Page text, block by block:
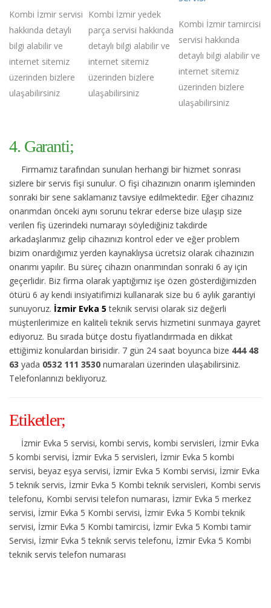
Kombi İzmir servisi
hakkında detaylı
bilgi alabilir ve
internet sitemiz
üzerinden bizlere
ulaşabilirsiniz
Kombi İzmir yedek
parça servisi hakkında
detaylı bilgi alabilir ve
internet sitemiz
üzerinden bizlere
ulaşabilirsiniz
Kombi İzmir tamircisi
servisi hakkında
detaylı bilgi alabilir ve
internet sitemiz
üzerinden bizlere
ulaşabilirsiniz
4. Garanti;
Firmamız tarafından sunulan herhangi bir hizmet sonrası
sizlere bir servis fişi sunulur. O fişi cihazınızın onarım işleminden
sonraki bir sene saklamanız tavsiye edilmektedir. Eğer cihazınız
onarımdan önceki aynı sorunu tekrar ederse bize ulaşıp size
verilen fiş üzerindeki numarayı söylediğiniz takdirde
arkadaşlarımız gelip cihazınızı kontrol eder ve eğer problem
bizim onardığımız yerden kaynaklıysa ücretsiz olarak cihazınızın
onarımı yapılır. Bu süreç cihazın onarımından sonraki 6 ay için
geçerlidir. Biz firma olarak yaptığımız işe özen gösterdiğimizden
ötürü 6 ay kendi insiyatifimizi kullanarak size bu 6 aylık garantiyi
sunuyoruz. İzmir Evka 5 teknik servisi olarak siz değerli
müşterilerimize en kaliteli teknik servis hizmetini sunmaya gayret
ediyoruz. Bu sırada bütçe dostu fiyatlandırmada en dikkat
ettiğimiz konulardan birisidir. 7 gün 24 saat boyunca bize 444 48
63 yada 0532 111 3530 numaraları üzerinden ulaşabilirsiniz.
Telefonlarınızı bekliyoruz.
Etiketler;
İzmir Evka 5 servisi, kombi servis, kombi servisleri, İzmir Evka
5 kombi servisi, İzmir Evka 5 servisleri, İzmir Evka 5 kombi
servisi, beyaz eşya servisi, İzmir Evka 5 Kombi servisi, İzmir Evka
5 teknik servis, İzmir Evka 5 Kombi teknik servisleri, Kombi servis
telefonu, Kombi servisi telefon numarası, İzmir Evka 5 merkez
servisi, İzmir Evka 5 Kombi servisi, İzmir Evka 5 Kombi teknik
servisi, İzmir Evka 5 Kombi tamircisi, İzmir Evka 5 Kombi tamir
Servisi, İzmir Evka 5 teknik servis telefonu, İzmir Evka 5 Kombi
teknik servis telefon numarası